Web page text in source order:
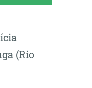
(Rio